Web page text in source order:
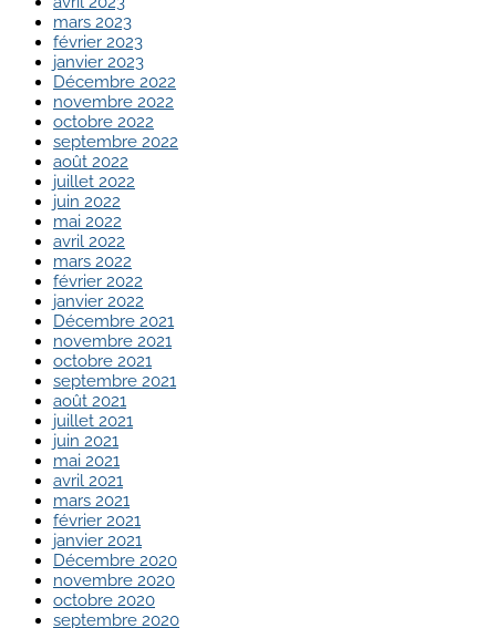
mars 2023
février 2023
janvier 2023
Décembre 2022
novembre 2022
octobre 2022
septembre 2022
août 2022
juillet 2022
juin 2022
mai 2022
avril 2022
mars 2022
février 2022
janvier 2022
Décembre 2021
novembre 2021
octobre 2021
septembre 2021
août 2021
juillet 2021
juin 2021
mai 2021
avril 2021
mars 2021
février 2021
janvier 2021
Décembre 2020
novembre 2020
octobre 2020
septembre 2020